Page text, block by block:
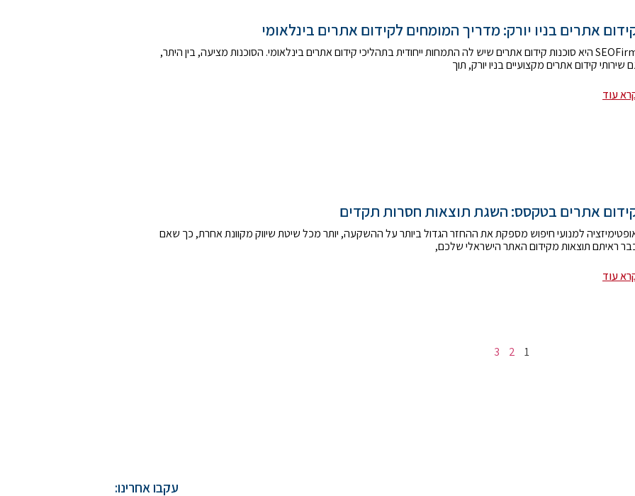
אתרים בניו יורק: מדריך המומחים לקידום אתרים בינלאומי
SEOFirm היא סוכנות קידום אתרים שיש לה התמחות ייחודית בתהליכי קידום אתרים בינלאומי. הסוכנות מציעה, בין היתר,
שירותי קידום אתרים מקצועיים בניו יורק, תוך
עוד
אתרים בטקסס: השגת תוצאות חסרות תקדים
למנועי חיפוש מספקת את ההחזר הגדול ביותר על ההשקעה, יותר מכל שיטת שיווק מקוונת אחרת, כך שאם
ראיתם תוצאות מקידום האתר הישראלי שלכם,
עוד
1
2
3
עקבו אחרינו: